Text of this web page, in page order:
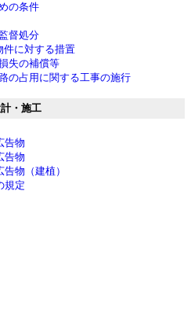
の条件
督処分
件に対する措置
失の補償等
の占用に関する工事の施行
・施工
告物
告物
物（建植）
規定